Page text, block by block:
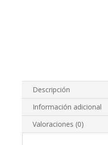
Descripción
Información adicional
Valoraciones (0)